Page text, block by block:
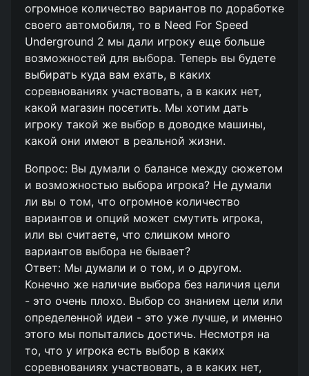
огромное количество вариантов по доработке
своего автомобиля, то в Need For Speed
Underground 2 мы дали игроку еще больше
возможностей для выбора. Теперь вы будете
выбирать куда вам ехать, в каких
соревнованиях участвовать, а в каких нет,
какой магазин посетить. Мы хотим дать
игроку такой же выбор в доводке машины,
какой они имеют в реальной жизни.
Вопрос: Вы думали о балансе между сюжетом
и возможностью выбора игрока? Не думали
ли вы о том, что огромное количество
вариантов и опций может смутить игрока,
или вы считаете, что слишком много
вариантов выбора не бывает?
Ответ: Мы думали и о том, и о другом.
Конечно же наличие выбора без наличия цели
- это очень плохо. Выбор со знанием цели или
определенной идеи - это уже лучше, и именно
этого мы попытались достичь. Несмотря на
то, что у игрока есть выбор в каких
соревнованиях участвовать, а в каких нет,